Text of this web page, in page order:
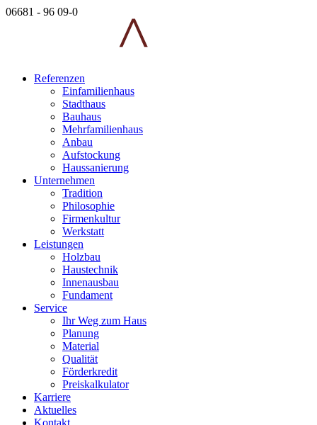
06681 - 96 09-0
Referenzen
Einfamilienhaus
Stadthaus
Bauhaus
Mehrfamilienhaus
Anbau
Aufstockung
Haussanierung
Unternehmen
Tradition
Philosophie
Firmenkultur
Werkstatt
Leistungen
Holzbau
Haustechnik
Innenausbau
Fundament
Service
Ihr Weg zum Haus
Planung
Material
Qualität
Förderkredit
Preiskalkulator
Karriere
Aktuelles
Kontakt